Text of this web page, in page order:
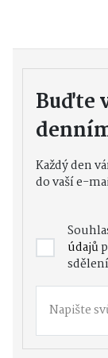
Buďte
Každý den
do vaší e-
údajů
sdělení